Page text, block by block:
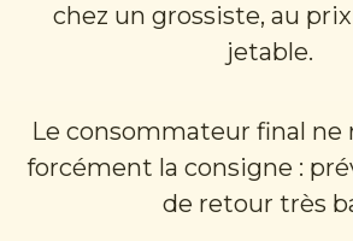
chez un grossiste, au
jetable.
Le consommateur final ne
forcément la consigne :
de retour très